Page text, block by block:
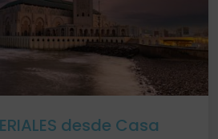
desde Casa